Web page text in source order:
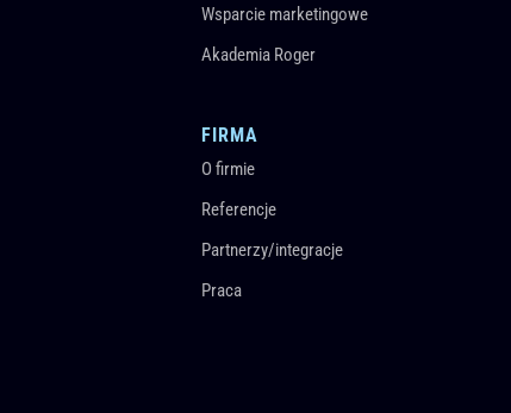
Wsparcie marketingowe
Akademia Roger
FIRMA
O firmie
Referencje
Partnerzy/integracje
Praca